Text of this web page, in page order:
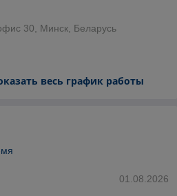
30, Минск, Беларусь
весь график работы
01.08.2026